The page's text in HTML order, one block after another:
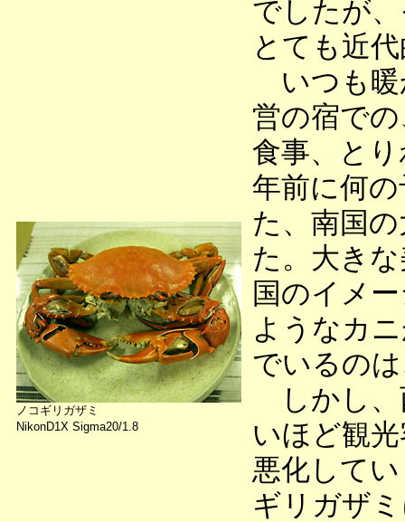
ノコギリガザミ
NikonD1X Sigma20/1.8
でしたが
とても近
いつも暖
営の宿で
食事、と
年前に何
た、南国
た。大き
国のイメ
ようなカ
でいるの
しかし、
いほど観
悪化して
ギリガザ